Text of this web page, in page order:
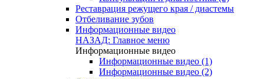
Реставрация режущего края / диастемы
Отбеливание зубов
Информационные видео
НАЗАД: Главное меню
Информационные видео
Информационные видео (1)
Информационные видео (2)